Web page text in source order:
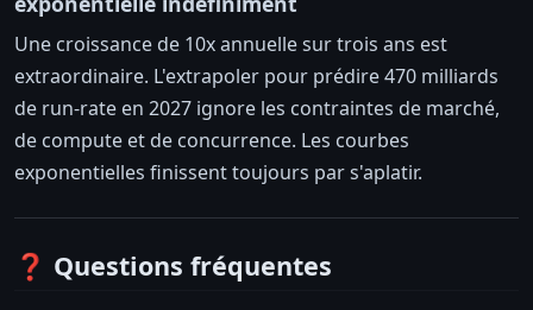
Une croissance de 10x annuelle sur trois ans est
extraordinaire. L'extrapoler pour prédire 470 milliards
de run-rate en 2027 ignore les contraintes de marché,
de compute et de concurrence. Les courbes
exponentielles finissent toujours par s'aplatir.
❓ Questions fréquentes